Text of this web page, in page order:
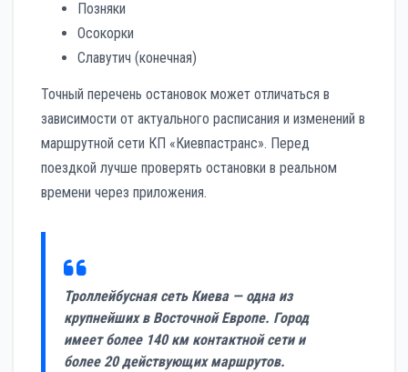
Позняки
Осокорки
Славутич (конечная)
Точный перечень остановок может отличаться в
зависимости от актуального расписания и изменений в
маршрутной сети КП «Киевпастранс». Перед
поездкой лучше проверять остановки в реальном
времени через приложения.
Троллейбусная сеть Киева — одна из
крупнейших в Восточной Европе. Город
имеет более 140 км контактной сети и
более 20 действующих маршрутов.